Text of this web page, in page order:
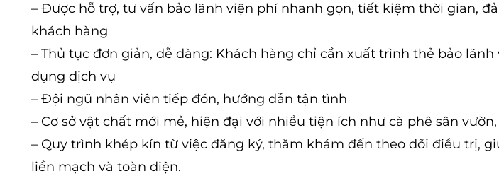
– Được hỗ trợ, tư vấn bảo lãnh viện phí nhanh gọn, tiết kiệm thời gian,
khách hàng
– Thủ tục đơn giản, dễ dàng: Khách hàng chỉ cần xuất trình thẻ bảo
dụng dịch vụ
– Đội ngũ nhân viên tiếp đón, hướng dẫn tận tình
– Cơ sở vật chất mới mẻ, hiện đại với nhiều tiện ích như cà phê sân
– Quy trình khép kín từ việc đăng ký, thăm khám đến theo dõi điều trị,
liền mạch và toàn diện.